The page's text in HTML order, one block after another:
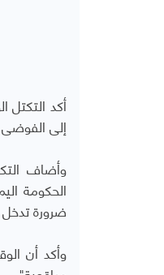
أكد
إلى
وأضاف
الحكومة
ضرورة تدخل
وأكد أن